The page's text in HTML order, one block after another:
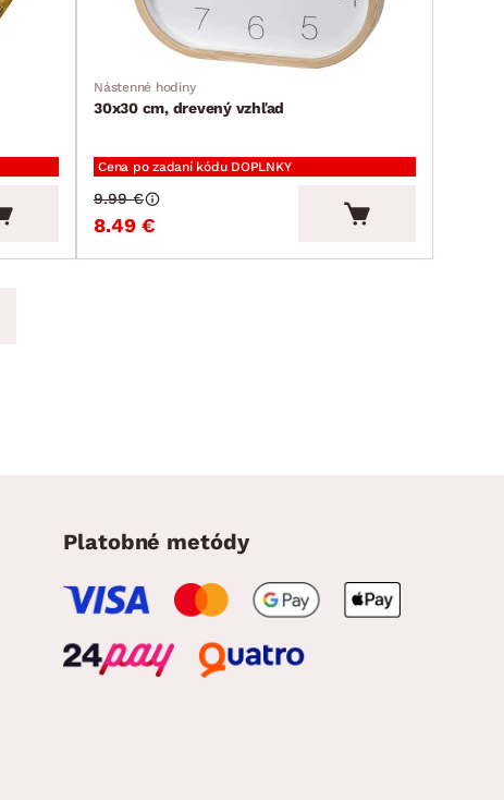
Nástenné hodiny
30x30 cm, drevený vzhľad
Cena po zadaní kódu DOPLNKY
8.49 €
9.99 €
Platobné metódy